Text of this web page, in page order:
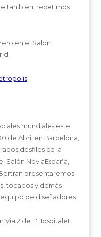
tan bien, repetimos
en el Salon
mundiales este
de Abril en Barcelona,
desfiles de la
Salón NoviaEspaña,
presentaremos
tocados y demás
de diseñadores.
Via 2 de L'Hospitalet